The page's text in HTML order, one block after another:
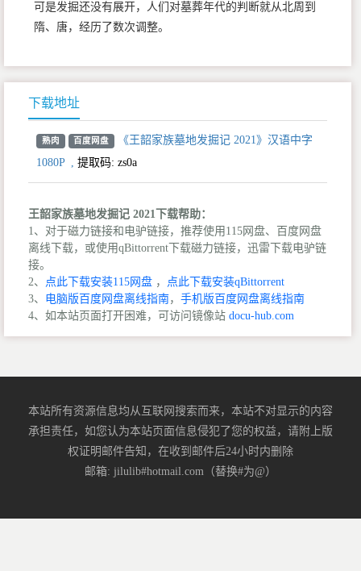
可是发掘还没有展开，人们对墓葬年代的判断就从北周到
隋、唐，经历了数次调整。
下载地址
熟肉 百度网盘
《王韶家族墓地发掘记 2021》汉语中字
1080P, 提取码: zs0a
王韶家族墓地发掘记 2021下载帮助：
1、对于磁力链接和电驴链接，推荐使用115网盘、百度网盘
离线下载，或使用qBittorrent下载磁力链接，迅雷下载电驴链
接。
2、 点此下载安装115网盘 ， 点此下载安装qBittorrent
3、 电脑版百度网盘离线指南， 手机版百度网盘离线指南
4、如本站页面打开困难，可访问镜像站 docu-hub.com
本站所有资源信息均从互联网搜索而来，本站不对显示的内容
承担责任，如您认为本站页面信息侵犯了您的权益，请附上版
权证明邮件告知，在收到邮件后24小时内删除
邮箱: jilulib#hotmail.com（替换#为@）